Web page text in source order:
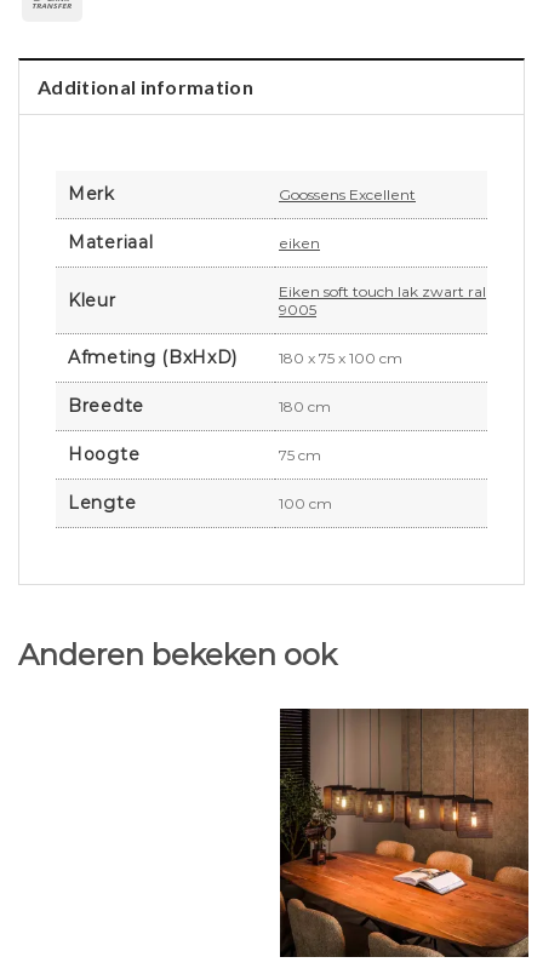
Additional information
Merk Goossens Excellent
Materiaal eiken
Kleur
Eiken soft touch lak zwart ral
9005
Afmeting (BxHxD) 180 x 75 x 100 cm
Breedte 180 cm
Hoogte 75 cm
Lengte 100 cm
Anderen bekeken ook